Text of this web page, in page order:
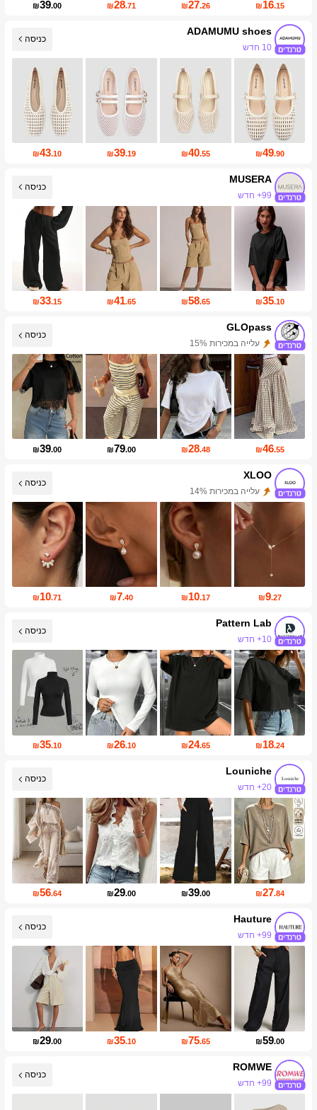
₪16.15
₪27.26
₪28.71
₪39.00
ADAMUMU shoes
51K עוקבים
כניסה
₪49.90
₪40.55
₪39.19
₪43.10
MUSERA
4.3M עוקבים
כניסה
₪35.10
₪58.65
₪41.65
₪33.15
GLOpass
עליית עוקבים של 78%
כניסה
₪46.55
₪28.48
₪79.00
₪39.00
XLOO
עליית עוקבים של 633%
כניסה
₪9.27
₪10.17
₪7.40
₪10.71
Pattern Lab
עליית עוקבים של 16%
כניסה
₪18.24
₪24.65
₪26.10
₪35.10
Louniche
49K עוקבים
כניסה
₪27.84
₪39.00
₪29.00
₪56.64
Hauture
עליית עוקבים של 16%
כניסה
₪59.00
₪75.65
₪35.10
₪29.00
ROMWE
עליית עוקבים של 13%
כניסה